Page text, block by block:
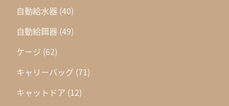
自動給水器 (40)
自動給餌器 (49)
ケージ (62)
キャリーバッグ (71)
キャットドア (12)